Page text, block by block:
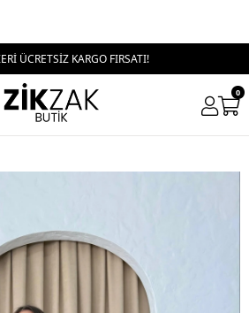
ÜCRETSİZ KARGO FIRSATI!
0